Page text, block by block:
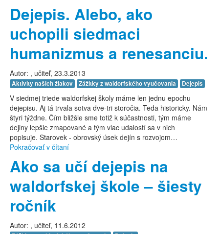
Dejepis. Alebo, ako
uchopili siedmaci
humanizmus a renesanciu.
Autor: , učiteľ, 23.3.2013
Aktivity našich žiakov Zážitky z waldorfského vyučovania Dejepis
V siedmej triede waldorfskej školy máme len jednu epochu
dejepisu. Aj tá trvala sotva dve-tri storočia. Teda historicky. Nám
štyri týždne. Čím bližšie sme totiž k súčastnosti, tým máme
dejiny lepšie zmapované a tým viac udalostí sa v nich
popisuje. Starovek - obrovský úsek dejín s rozvojom…
Pokračovať v čítaní
Ako sa učí dejepis na
waldorfskej škole – šiesty
ročník
Autor: , učiteľ, 11.6.2012